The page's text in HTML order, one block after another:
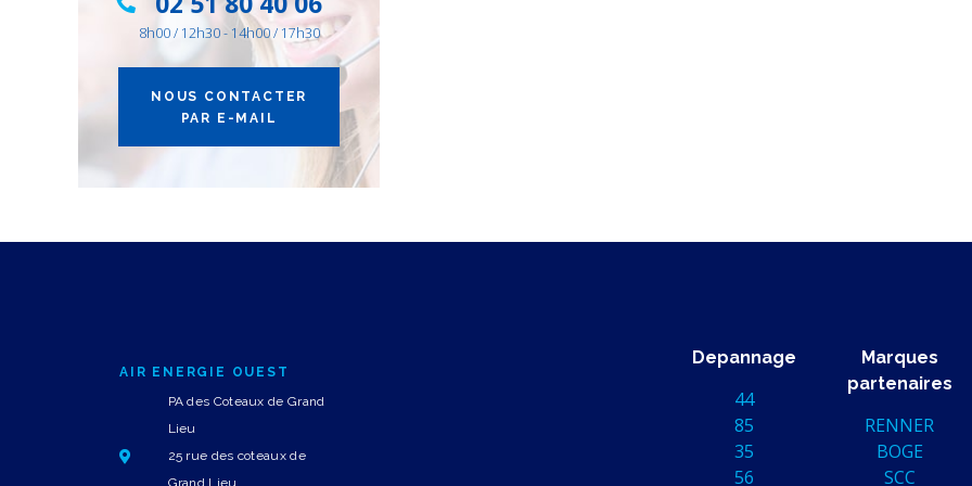
8h00 / 12h30 - 14h00 / 17h30
NOUS CONTACTER
PAR E-MAIL
AIR ENERGIE OUEST
PA des Coteaux de Grand
Lieu
25 rue des coteaux de
Grand Lieu
Depannage
44
85
35
56
Marques
partenaires
RENNER
BOGE
SCC